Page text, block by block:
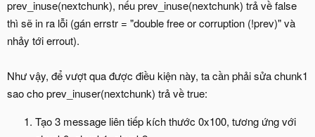
prev_inuse(nextchunk), nếu prev_inuse(nextchunk) trả về false
thì sẽ in ra lỗi (gán errstr = "double free or corruption (!prev)" và
nhảy tới errout).
Như vậy, để vượt qua được điều kiện này, ta cần phải sửa chunk1
sao cho prev_inuser(nextchunk) trả về true:
Tạo 3 message liên tiếp kích thước 0x100, tương ứng với